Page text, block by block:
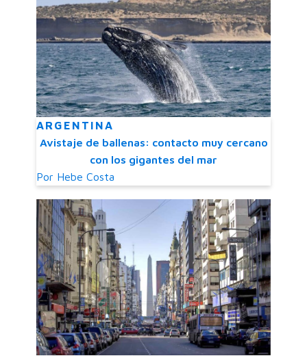
ARGENTINA
Avistaje de ballenas: contacto muy cercano
con los gigantes del mar
Por Hebe Costa